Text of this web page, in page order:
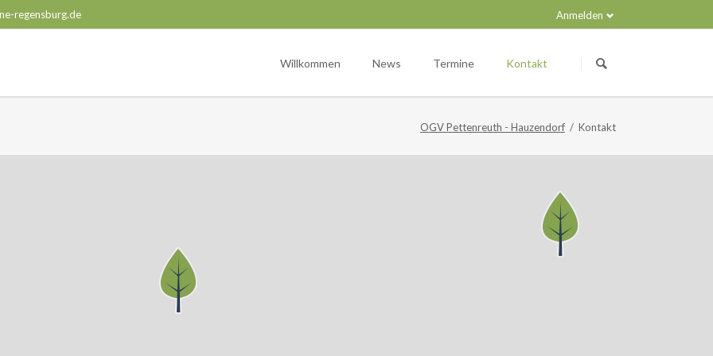
regensburg.de Anmelden
überspringen
Willkommen News Termine Kontakt
OGV Pettenreuth - Hauzendorf Kontakt